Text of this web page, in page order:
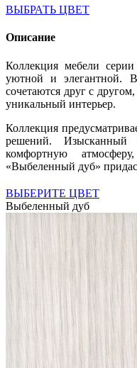
ВЫБРАТЬ ЦВЕТ
Описание
Коллекция мебели
уютной и элегантной.
сочетаются друг с
уникальный интерьер.
Коллекция
решений. Изысканный
комфортную
«Выбеленный дуб»
ВЫБЕРИТЕ ЦВЕТ
Выбеленный дуб